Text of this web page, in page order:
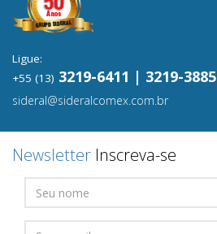
Ligue:
+55 (13) 3219-6411 | 3219-3885
sideral@sideralcomex.com.br
Newsletter Inscreva-se